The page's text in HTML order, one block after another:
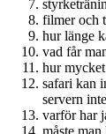
filmer och
hur länge
vad får
hur
safari kan
servern
varför har
måste